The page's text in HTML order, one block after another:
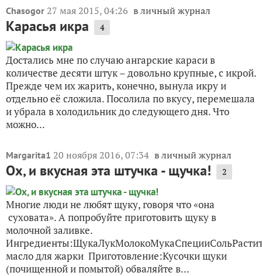
Chasogor 27 мая 2015, 04:26 в личный журнал
Карасья икра 4
Достались мне по случаю ангарские караси в
количестве десяти штук – довольно крупные, с икрой.
Прежде чем их жарить, конечно, вынула икру и
отдельно её сложила. Посолила по вкусу, перемешала
и убрала в холодильник до следующего дня. Что
можно...
Margarita1 20 ноября 2016, 07:34 в личный журнал
Ох, и вкусная эта штучка - щучка! 2
Многие люди не любят щуку, говоря что «она
суховата». А попробуйте приготовить щуку в
молочной заливке.
масло для жарки Приготовление:Кусочки щуки
(почищенной и помытой) обваляйте в...